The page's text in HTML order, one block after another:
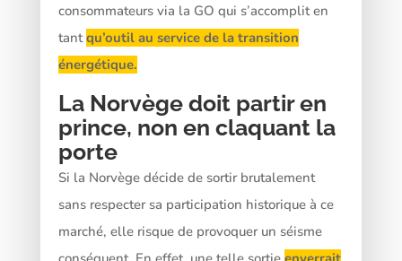
consommateurs via la GO qui s’accomplit en
tantqu’outil au service de la transition
énergétique.
La Norvège doit partir en
prince, non en claquant la
porte
Si la Norvège décide de sortir brutalement
sans respecter sa participation historique à ce
marché, elle risque de provoquer un séisme